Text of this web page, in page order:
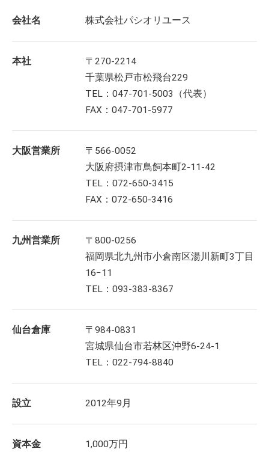
会社名 株式会社パシオリユース
本社
〒270-2214
千葉県松戸市松飛台229
TEL：047-701-5003（代表）
FAX：047-701-5977
大阪営業所
〒566-0052
大阪府摂津市鳥飼本町2-11-42
TEL：072-650-3415
FAX：072-650-3416
九州営業所
〒800-0256
福岡県北九州市小倉南区湯川新町3丁目
16−11
TEL：093-383-8367
仙台倉庫
〒984-0831
宮城県仙台市若林区沖野6-24-1
TEL：022-794-8840
設立 2012年9月
資本金 1,000万円